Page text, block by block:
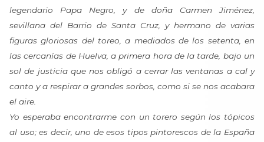
legendario Papa Negro, y de doña Carmen Jiménez,
sevillana del Barrio de Santa Cruz, y hermano de varias
figuras gloriosas del toreo, a mediados de los setenta, en
las cercanías de Huelva, a primera hora de la tarde, bajo un
sol de justicia que nos obligó a cerrar las ventanas a cal y
canto y a respirar a grandes sorbos, como si se nos acabara
el aire.
Yo esperaba encontrarme con un torero según los tópicos
al uso; es decir, uno de esos tipos pintorescos de la España